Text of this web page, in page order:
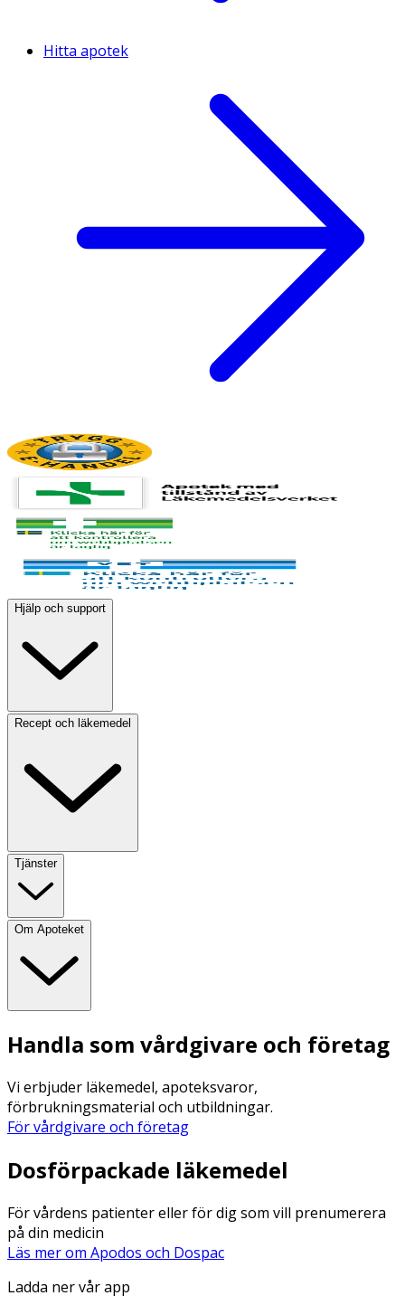
Hitta apotek
Hjälp och support
Recept och läkemedel
Tjänster
Om Apoteket
Handla som vårdgivare och företag
Vi erbjuder läkemedel, apoteksvaror,
förbrukningsmaterial och utbildningar.
För vårdgivare och företag
Dosförpackade läkemedel
För vårdens patienter eller för dig som vill prenumerera
på din medicin
Läs mer om Apodos och Dospac
Ladda ner vår app